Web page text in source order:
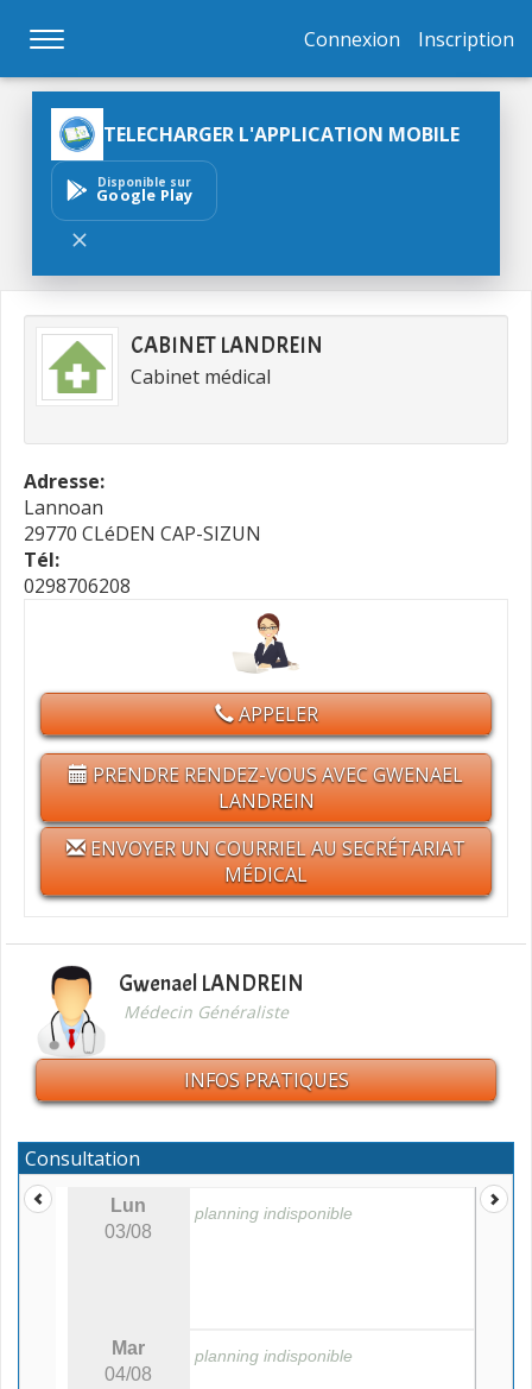
Connexion Inscription
TELECHARGER L'APPLICATION MOBILE
Disponible sur
Google Play
CABINET LANDREIN
Cabinet médical
Adresse:
Lannoan
29770 CLéDEN CAP-SIZUN
Tél:
0298706208
APPELER
PRENDRE RENDEZ-VOUS AVEC GWENAEL
LANDREIN
ENVOYER UN COURRIEL AU SECRÉTARIAT
MÉDICAL
Gwenael LANDREIN
Médecin Généraliste
INFOS PRATIQUES
Consultation
Lun
03/08
Mar
04/08
planning indisponible
planning indisponible